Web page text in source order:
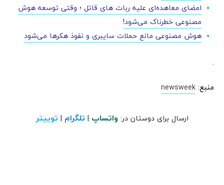
امضای معاهده‌ای علیه ربات های قاتل ؛ وقتی توسعه هوش
مصنوعی خطرناک می‌شود!
هوش مصنوعی مانع حملات سایبری و نفوذ هکرها می‌شود
.
منبع: newsweek
ارسال برای دوستان در: واتساپ | تلگرام | توییتر